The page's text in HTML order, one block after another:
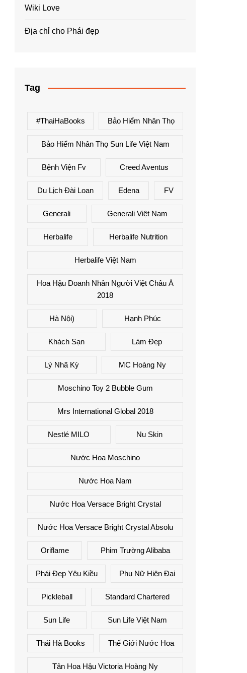
Wiki Love
Địa chỉ cho Phái đẹp
Tag
#ThaiHaBooks Bảo Hiểm Nhân Thọ
Bảo Hiểm Nhân Thọ Sun Life Việt Nam
Bệnh Viện Fv Creed Aventus
Du Lịch Đài Loan Edena FV
Generali Generali Việt Nam
Herbalife Herbalife Nutrition
Herbalife Việt Nam
Hoa Hậu Doanh Nhân Người Việt Châu Á
2018
Hà Nội) Hạnh Phúc
Khách Sạn Làm Đẹp
Lý Nhã Kỳ MC Hoàng Ny
Moschino Toy 2 Bubble Gum
Mrs International Global 2018
Nestlé MILO Nu Skin
Nước Hoa Moschino
Nước Hoa Nam
Nước Hoa Versace Bright Crystal
Nước Hoa Versace Bright Crystal Absolu
Oriflame Phim Trường Alibaba
Phái Đẹp Yêu Kiều Phụ Nữ Hiện Đại
Pickleball Standard Chartered
Sun Life Sun Life Việt Nam
Thái Hà Books Thế Giới Nước Hoa
Tân Hoa Hậu Victoria Hoàng Ny